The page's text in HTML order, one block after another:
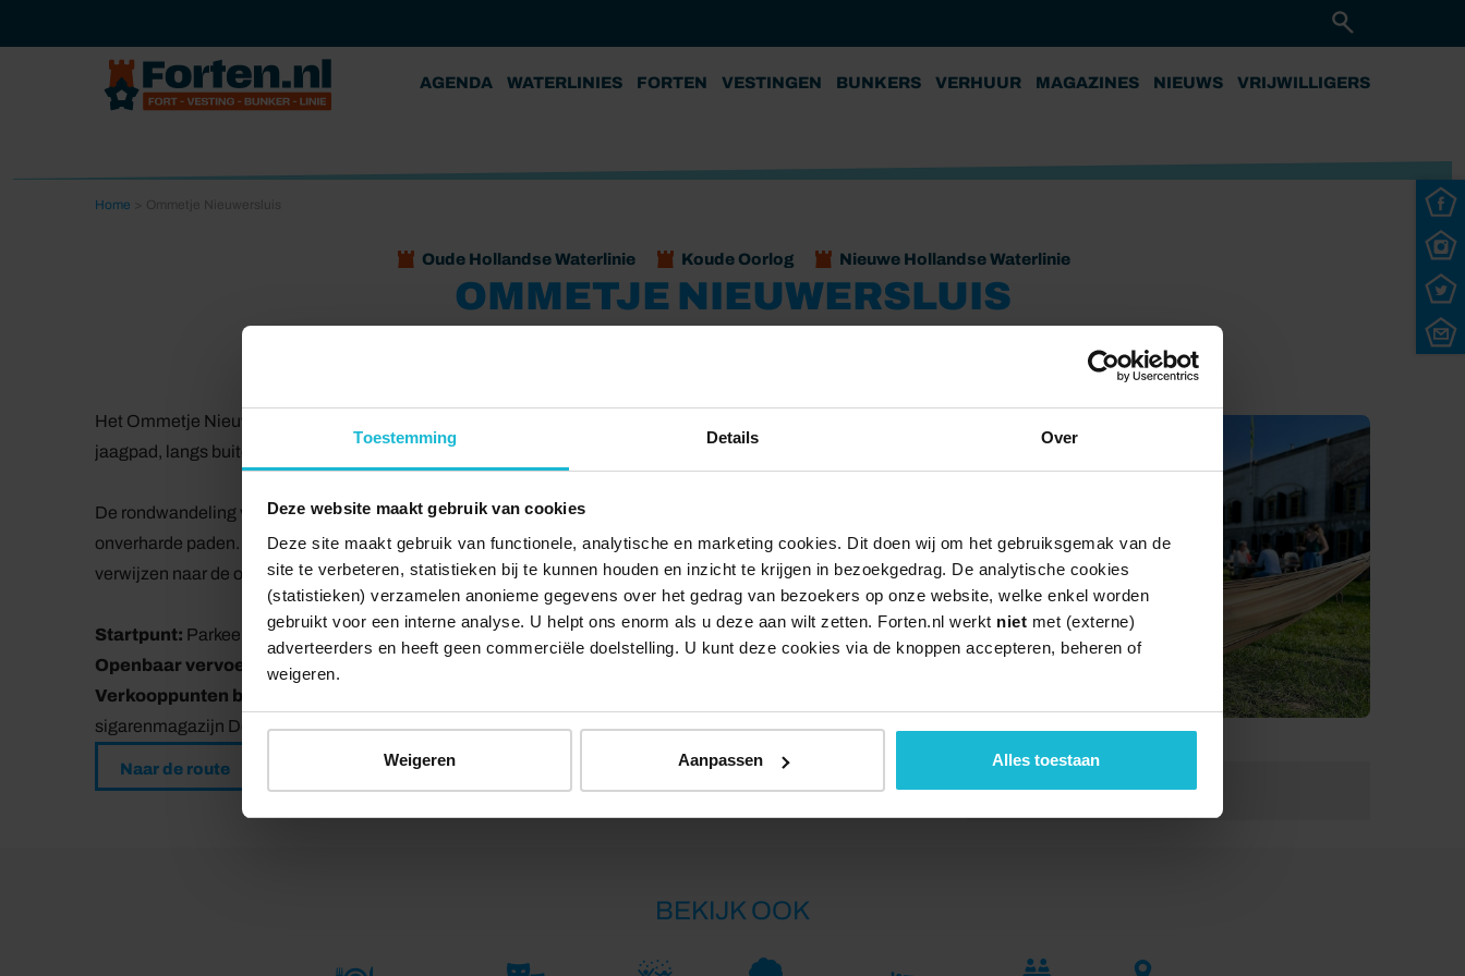
Toestemming Details Over
Deze website maakt gebruik van cookies
Deze site maakt gebruik van functionele, analytische en marketing cookies. Dit doen wij om het gebruiksgemak van de
site te verbeteren, statistieken bij te kunnen houden en inzicht te krijgen in bezoekgedrag. De analytische cookies
(statistieken) verzamelen anonieme gegevens over het gedrag van bezoekers op onze website, welke enkel worden
gebruikt voor een interne analyse. U helpt ons enorm als u deze aan wilt zetten. Forten.nl werkt niet met (externe)
adverteerders en heeft geen commerciële doelstelling. U kunt deze cookies via de knoppen accepteren, beheren of
weigeren.
Weigeren Aanpassen Alles toestaan
AGENDA WATERLINIES FORTEN VESTINGEN BUNKERS VERHUUR MAGAZINES NIEUWS VRIJWILLIGERS
Home
Oude Hollandse Waterlinie Koude Oorlog Nieuwe Hollandse Waterlinie
OMMETJE NIEUWERSLUIS
Het Ommetje Nieuwersluis leidt u door het buitengebied van Loenen aan de Vecht en Nieuwersluis. Over het
jaagpad, langs buitenplaatsen, fort Nieuwersluis en de voormalige woning van W.G. van de Hulst.
De rondwandeling van 7 km is gemarkeerd in twee richtingen. Een deel van de route gaat over smalle en
onverharde paden. Deze zijn niet geschikt voor kinderwagens en rolstoelen. De nummers op de kaart
verwijzen naar de onderwerpen die beschreven worden in de brochure.
Startpunt: Parkeerplaats aan de Molendijk, Loenen aan de Vecht
Openbaar vervoer:
Buslijn 120, halte Dorp
Verkooppunten brochure:
sigarenmagazijn De Beurs Grutterstraat 1, Loenen aan de Vecht.
Naar de route Delen:
Lengte: 7.0 km
BEKIJK OOK